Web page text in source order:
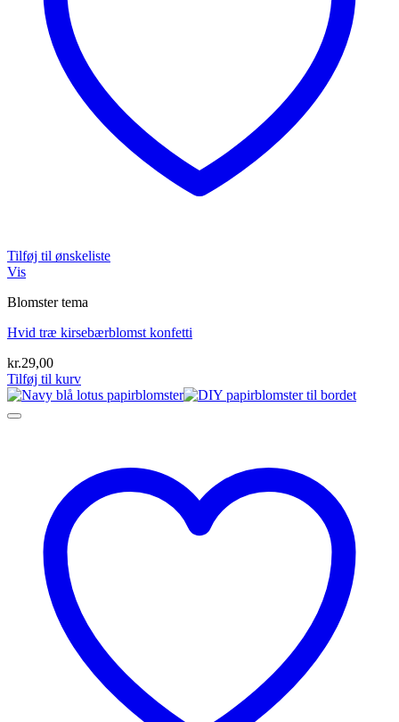
Tilføj til ønskeliste
Vis
Blomster tema
Hvid træ kirsebærblomst konfetti
kr.29,00
Tilføj til kurv